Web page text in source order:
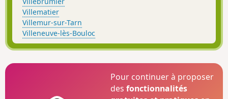
Villematier
Villemur-sur-Tarn
Villeneuve-lès-Bouloc
Pour continuer à proposer
desfonctionnalités